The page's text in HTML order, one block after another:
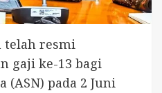
telah resmi
gaji ke-13 bagi
pada 2 Juni